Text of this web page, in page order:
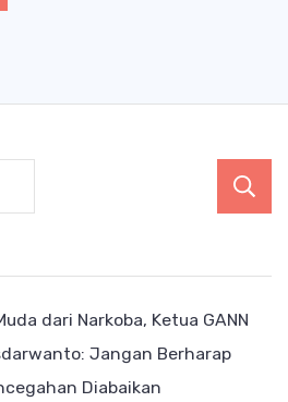
dari Narkoba, Ketua GANN
Jangan Berharap
Diabaikan